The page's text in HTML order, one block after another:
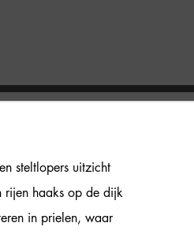
steltlopers uitzicht
rijen haaks op de dijk
in prielen, waar